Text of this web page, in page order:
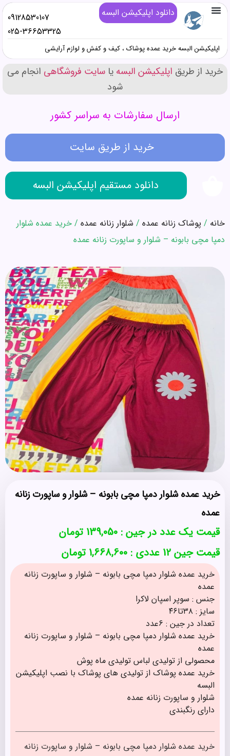
دانلود اپلیکیشن البسه
025-36653325
09128530107
اپلیکیشن البسه خرید عمده پوشاک ، کیف و کفش و لوازم آرایشی
خرید از طریق اپلیکیشن البسه یا سایت فروشگاهی انجام می
شود
ارسال سفارشات به سراسر کشور
خرید از طریق سایت
دانلود مستقیم اپلیکیشن البسه
خانه / پوشاک زنانه عمده / شلوار زنانه عمده / خرید عمده شلوار
دمپا مچی بابونه – شلوار و ساپورت زنانه عمده
خرید عمده شلوار دمپا مچی بابونه – شلوار و ساپورت زنانه
عمده
قیمت یک عدد در جین : 139,050 تومان
قیمت جین 12 عددی : 1,668,600 تومان
خرید عمده شلوار دمپا مچی بابونه – شلوار و ساپورت زنانه
عمده
جنس : سوپر اسپان لاکرا
سایز : ۳۸تا۴۶
تعداد در جین : 6عدد
خرید عمده شلوار دمپا مچی بابونه – شلوار و ساپورت زنانه
عمده
محصولی از تولیدی لباس تولیدی ماه پوش
خرید عمده پوشاک از تولیدی های پوشاک با نصب اپلیکیشن
البسه
شلوار و ساپورت زنانه عمده
دارای رنگبندی
خرید عمده شلوار دمپا مچی بابونه – شلوار و ساپورت زنانه